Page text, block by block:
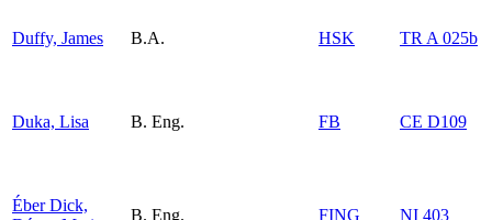
Duffy, James B.A. HSK TR A 025b
Duka, Lisa B. Eng. FB CE D109
Éber Dick,
B. Eng. FING NI 403